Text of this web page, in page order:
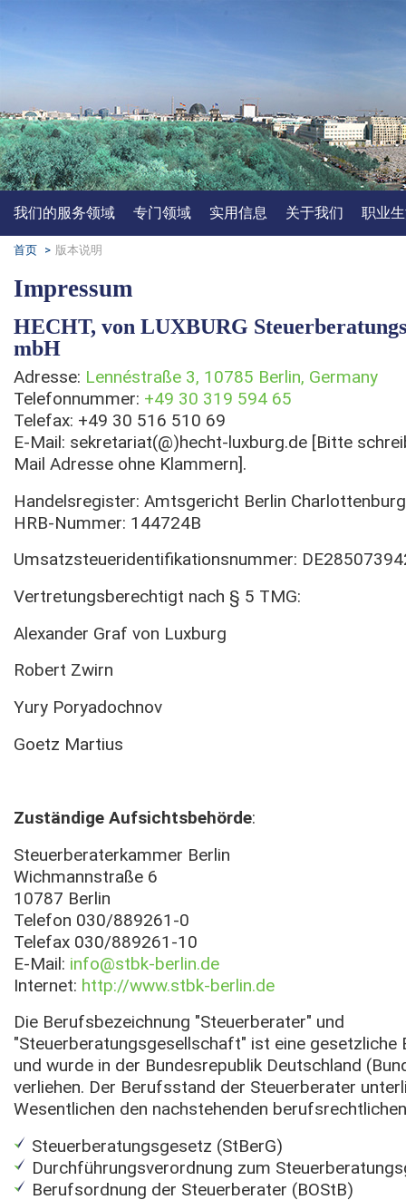
我们的服务领域 专门领域 实用信息 关于我们 职业
首页 > 版本说明
Impressum
HECHT, von LUXBURG
mbH
Adresse: Lennéstraße 3, 10785 Berlin, Germany
Telefonnummer: +49 30 319 594 65
Telefax: +49 30 516 510 69
E-Mail: sekretariat(@)hecht-luxburg.de [Bitte
Mail Adresse ohne Klammern].
Handelsregister: Amtsgericht Berlin Charlottenburg
HRB-Nummer: 144724B
Umsatzsteueridentifikationsnummer:
Vertretungsberechtigt nach § 5 TMG:
Alexander Graf von Luxburg
Robert Zwirn
Yury Poryadochnov
Goetz Martius
Zuständige Aufsichtsbehörde:
Steuerberaterkammer Berlin
Wichmannstraße 6
10787 Berlin
Telefon 030/889261-0
Telefax 030/889261-10
E-Mail: info@stbk-berlin.de
Internet: http://www.stbk-berlin.de
Die Berufsbezeichnung "Steuerberater" und
"Steuerberatungsgesellschaft" ist eine gesetzliche
und wurde in der Bundesrepublik Deutschland
verliehen. Der Berufsstand der Steuerberater
Wesentlichen den nachstehenden
Steuerberatungsgesetz (StBerG)
Durchführungsverordnung zum
Berufsordnung der Steuerberater (BOStB)